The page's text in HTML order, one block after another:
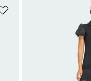
ほしいものリストに